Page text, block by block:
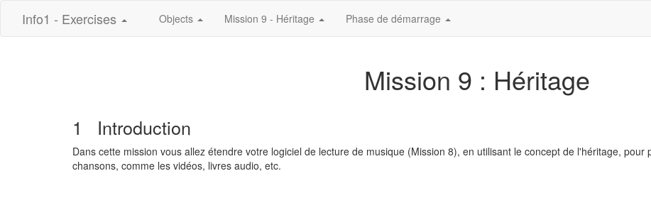
Info1 - Exercises Objects Mission 9 - Héritage Phase de démarrage
Mission 9 : Héritage
1 Introduction
Dans cette mission vous allez étendre votre logiciel de lecture de musique (Mission 8), en utilisant le concept de l'héritage,
chansons, comme les vidéos, livres audio, etc.